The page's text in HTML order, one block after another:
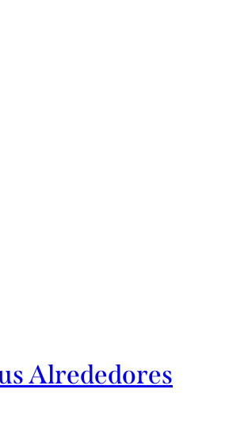
Alrededores